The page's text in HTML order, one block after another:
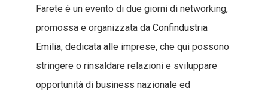
Farete è un evento di due giorni di networking,
promossa e organizzata da Confindustria
Emilia, dedicata alle imprese, che qui possono
stringere o rinsaldare relazioni e sviluppare
opportunità di business nazionale ed